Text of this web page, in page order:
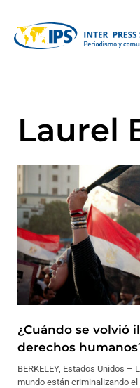
Laurel
¿Cuándo se volvió
derechos
BERKELEY, Estados Unidos –
mundo están criminalizando